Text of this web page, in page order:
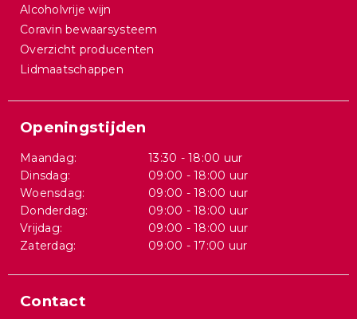
Alcoholvrije wijn
Coravin bewaarsysteem
Overzicht producenten
Lidmaatschappen
Openingstijden
Maandag:
13:30 - 18:00 uur
Dinsdag:
09:00 - 18:00 uur
Woensdag:
09:00 - 18:00 uur
Donderdag:
09:00 - 18:00 uur
Vrijdag:
09:00 - 18:00 uur
Zaterdag:
09:00 - 17:00 uur
Contact